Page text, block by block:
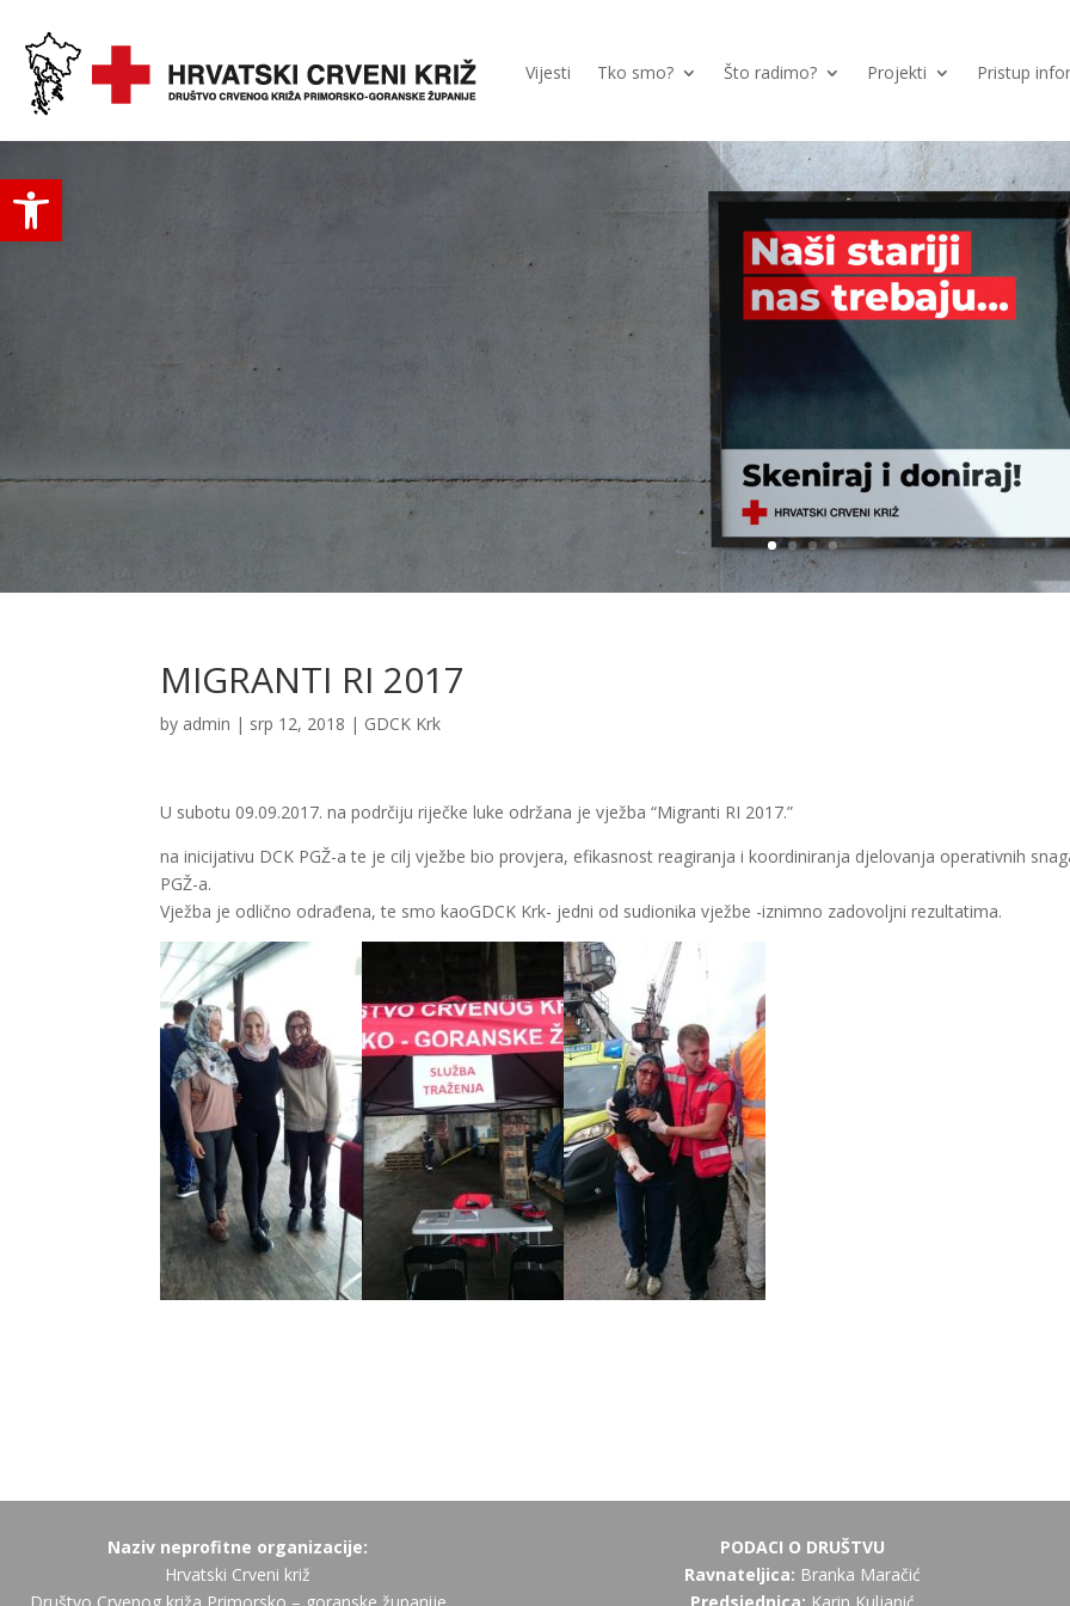
Open toolbar
Vijesti Tko smo? Što radimo? Projekti Pristup
MIGRANTI RI 2017
by admin | srp 12, 2018 | GDCK Krk
U subotu 09.09.2017. na podrčiju riječke luke održana je vježba “Migranti RI 2017.”
na inicijativu DCK PGŽ-a te je cilj vježbe bio provjera, efikasnost reagiranja i koordiniranja djelovanja operativnih
PGŽ-a.
Vježba je odlično odrađena, te smo kaoGDCK Krk- jedni od sudionika vježbe -iznimno zadovoljni rezultatima.
Naziv neprofitne organizacije:
Hrvatski Crveni križ
Društvo Crvenog križa Primorsko – goranske županije
PODACI O DRUŠTVU
Ravnateljica: Branka Maračić
Predsjednica: Karin Kuljanić